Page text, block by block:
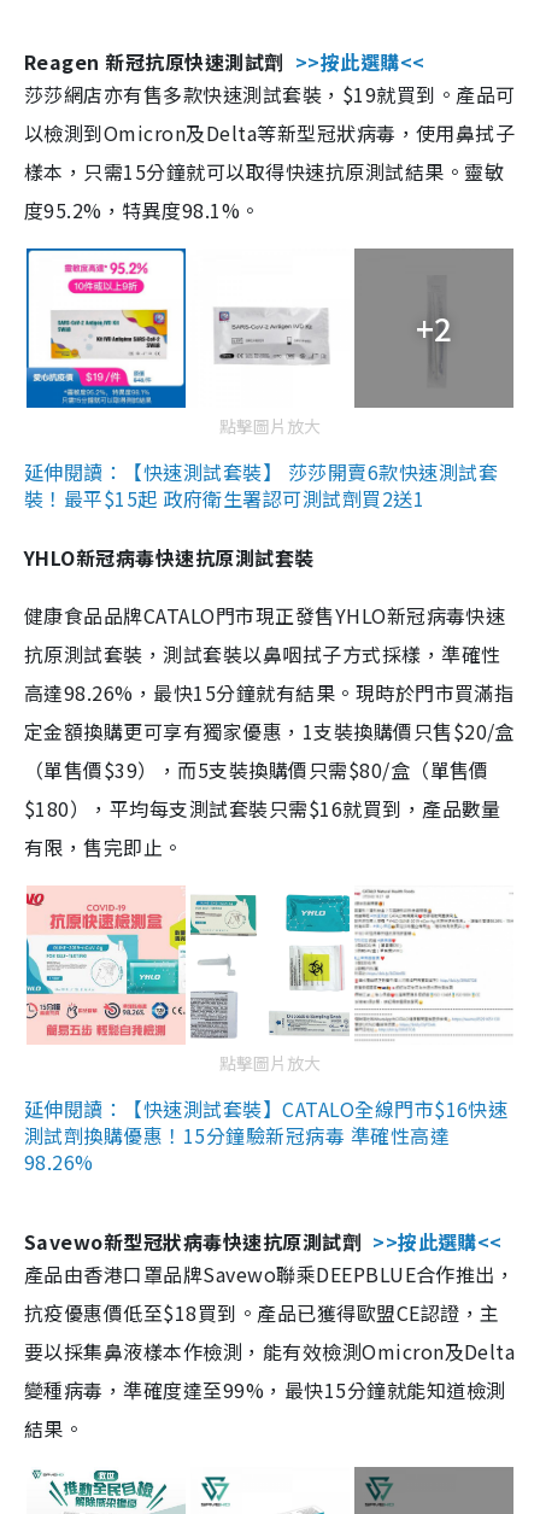
Reagen 新冠抗原快速測試劑 >>按此選購<<
莎莎網店亦有售多款快速測試套裝，$19就買到。產品可
以檢測到Omicron及Delta等新型冠狀病毒，使用鼻拭子
樣本，只需15分鐘就可以取得快速抗原測試結果。靈敏
度95.2%，特異度98.1%。
+2
點擊圖片放大
延伸閱讀：【快速測試套裝】 莎莎開賣6款快速測試套
裝！最平$15起 政府衛生署認可測試劑買2送1
YHLO新冠病毒快速抗原測試套裝
健康食品品牌CATALO門市現正發售YHLO新冠病毒快速
抗原測試套裝，測試套裝以鼻咽拭子方式採樣，準確性
高達98.26%，最快15分鐘就有結果。現時於門市買滿指
定金額換購更可享有獨家優惠，1支裝換購價只售$20/盒
（單售價$39），而5支裝換購價只需$80/盒（單售價
$180），平均每支測試套裝只需$16就買到，產品數量
有限，售完即止。
點擊圖片放大
延伸閱讀：【快速測試套裝】CATALO全線門市$16快速
測試劑換購優惠！15分鐘驗新冠病毒 準確性高達
98.26%
Savewo新型冠狀病毒快速抗原測試劑 >>按此選購<<
產品由香港口罩品牌Savewo聯乘DEEPBLUE合作推出，
抗疫優惠價低至$18買到。產品已獲得歐盟CE認證，主
要以採集鼻液樣本作檢測，能有效檢測Omicron及Delta
變種病毒，準確度達至99%，最快15分鐘就能知道檢測
結果。